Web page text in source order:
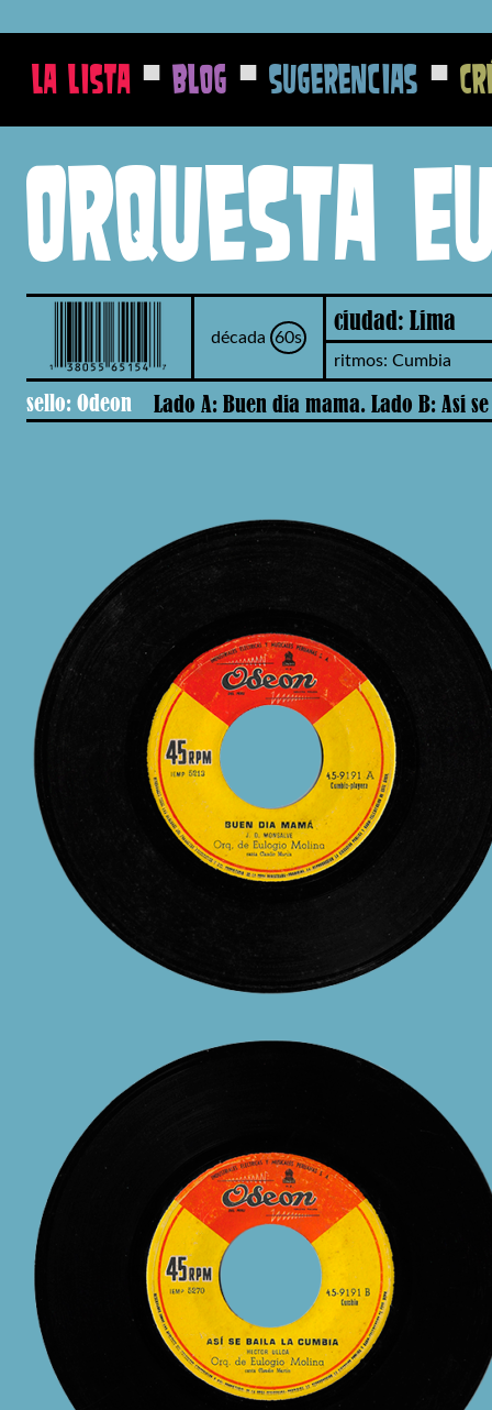
La Lista ■ Blog ■ Sugerencias ■
Orquesta
década 60s
ciudad: Lima
ritmos: Cumbia
sello: Odeon Lado A: Buen dia mama. Lado B: Asi